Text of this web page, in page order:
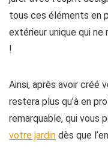
tous ces éléments en
extérieur unique qui ne
!
Ainsi, après avoir créé
restera plus qu’à en
remarquable, qui vous
votre jardin dès que